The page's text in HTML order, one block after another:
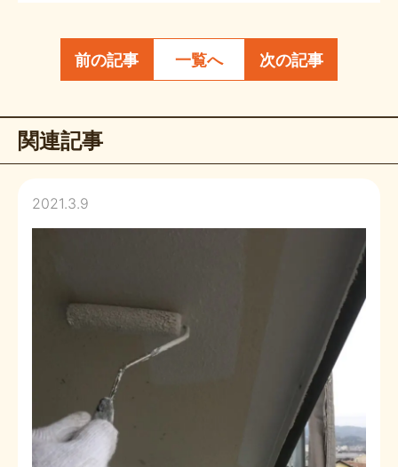
前の記事 一覧へ 次の記事
関連記事
2021.3.9